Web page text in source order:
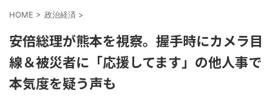
HOME > 政治経済 >
安倍総理が熊本を視察。握手時にカメラ目
線＆被災者に「応援してます」の他人事で
本気度を疑う声も